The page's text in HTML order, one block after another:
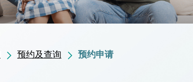
预约及查询 预约申请